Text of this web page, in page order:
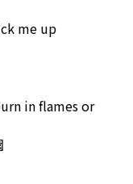
me up
in flames or